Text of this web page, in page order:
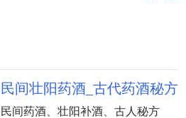
民间壮阳药酒_古代药酒秘方
民间药酒、壮阳补酒、古人秘方